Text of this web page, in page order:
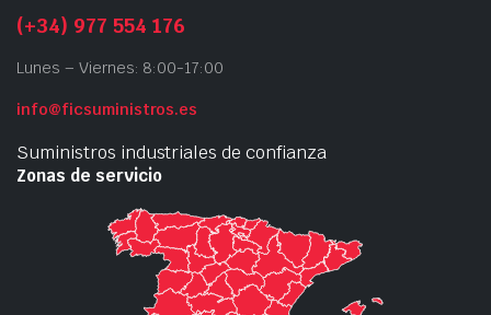
(+34) 977 554 176
Lunes – Viernes: 8:00-17:00
info@ficsuministros.es
Suministros industriales de confianza
Zonas de servicio